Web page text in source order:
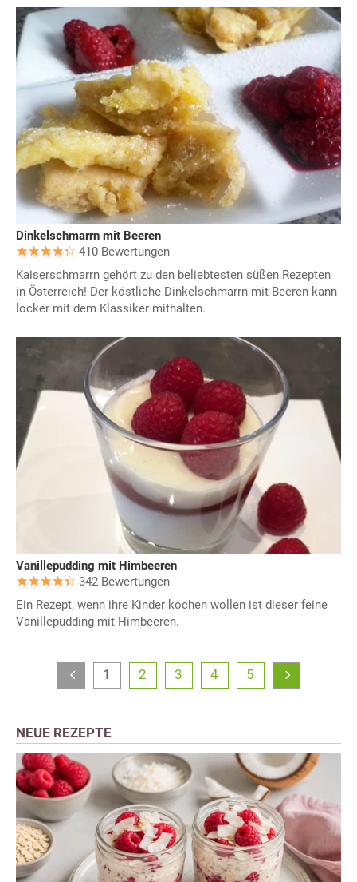
Dinkelschmarrn mit Beeren
410 Bewertungen
Kaiserschmarrn gehört zu den beliebtesten süßen Rezepten
in Österreich! Der köstliche Dinkelschmarrn mit Beeren kann
locker mit dem Klassiker mithalten.
Vanillepudding mit Himbeeren
342 Bewertungen
Ein Rezept, wenn ihre Kinder kochen wollen ist dieser feine
Vanillepudding mit Himbeeren.
1 2 3 4 5
NEUE REZEPTE